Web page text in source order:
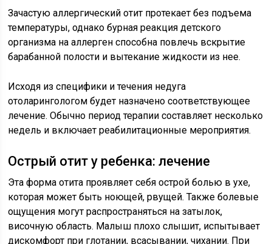
Зачастую аллергический отит протекает без подъема
температуры, однако бурная реакция детского
организма на аллерген способна повлечь вскрытие
барабанной полости и вытекание жидкости из нее.
Исходя из специфики и течения недуга
отоларингологом будет назначено соответствующее
лечение. Обычно период терапии составляет несколько
недель и включает реабилитационные мероприятия.
Острый отит у ребенка: лечение
Эта форма отита проявляет себя острой болью в ухе,
которая может быть ноющей, рвущей. Также болевые
ощущения могут распространяться на затылок,
височную область. Малыш плохо слышит, испытывает
дискомфорт при глотании, всасывании, чихании. При